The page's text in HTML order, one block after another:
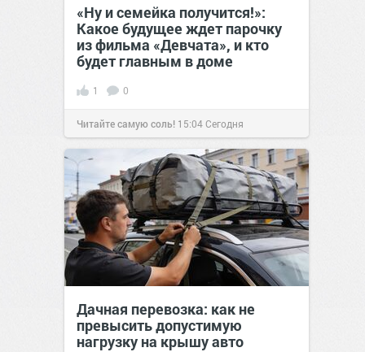
«Ну и семейка получится!»:
Какое будущее ждет парочку
из фильма «Девчата», и кто
будет главным в доме
1 0
Читайте самую соль! 15:04Сегодня
Дачная перевозка: как не
превысить допустимую
нагрузку на крышу авто